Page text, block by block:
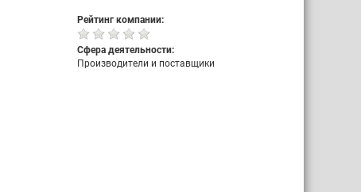
Рейтинг компании:
Сфера деятельности:
Производители и поставщики